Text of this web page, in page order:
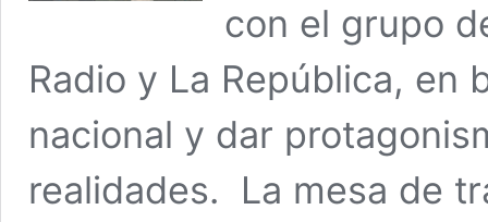
con el grupo
Radio y La República, en
nacional y dar
realidades. La mesa de